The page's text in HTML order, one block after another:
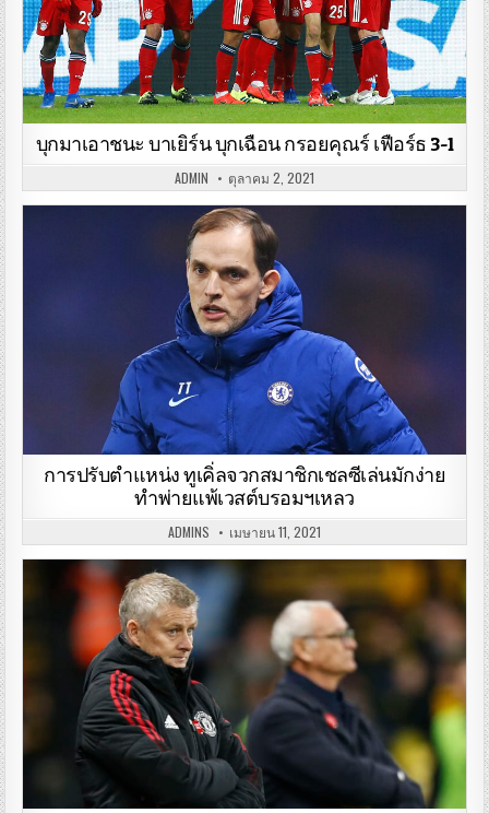
บุกมาเอาชนะ บาเยิร์น บุกเฉือน กรอยคุณร์ เฟือร์ธ 3-1
ADMIN ตุลาคม 2, 2021
การปรับตำแหน่ง ทูเคิ่ลจวกสมาชิกเชลซีเล่นมักง่าย
ทำพ่ายแพ้เวสต์บรอมฯเหลว
ADMINS เมษายน 11, 2021